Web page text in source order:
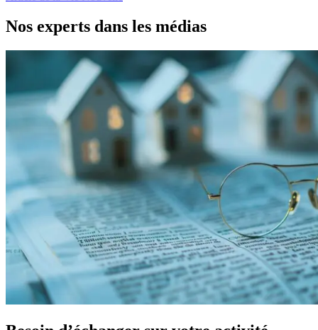
Nos experts dans les médias